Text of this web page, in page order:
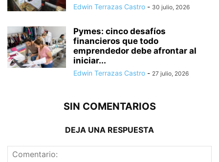
Edwin Terrazas Castro - 30 julio, 2026
Pymes: cinco desafíos
financieros que todo
emprendedor debe afrontar al
iniciar...
Edwin Terrazas Castro - 27 julio, 2026
SIN COMENTARIOS
DEJA UNA RESPUESTA